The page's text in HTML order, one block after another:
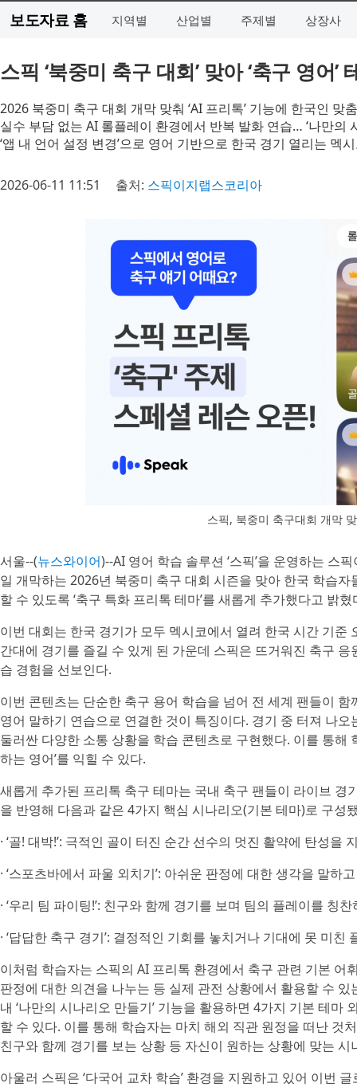
보도자료 홈 지역별 산업별 주제별 상장사
스픽 ‘북중미 축구 대회’ 맞아 ‘축구 영어’
2026 북중미 축구 대회 개막 맞춰 ‘AI 프리톡’ 기능에 한국인 맞
실수 부담 없는 AI 롤플레이 환경에서 반복 발화 연습… ‘나만의
‘앱 내 언어 설정 변경’으로 영어 기반으로 한국 경기 열리는 멕
2026-06-11 11:51 출처: 스픽이지랩스코리아
스픽, 북중미 축구대회 개막
서울--(뉴스와이어)--AI 영어 학습 솔루션 ‘스픽’을 운영하는 스
일 개막하는 2026년 북중미 축구 대회 시즌을 맞아 한국 학습
할 수 있도록 ‘축구 특화 프리톡 테마’를 새롭게 추가했다고 밝혔
이번 대회는 한국 경기가 모두 멕시코에서 열려 한국 시간 기
간대에 경기를 즐길 수 있게 된 가운데 스픽은 뜨거워진 축구
습 경험을 선보인다.
이번 콘텐츠는 단순한 축구 용어 학습을 넘어 전 세계 팬들이
영어 말하기 연습으로 연결한 것이 특징이다. 경기 중 터져 나
둘러싼 다양한 소통 상황을 학습 콘텐츠로 구현했다. 이를 통해
하는 영어’를 익힐 수 있다.
새롭게 추가된 프리톡 축구 테마는 국내 축구 팬들이 라이브
을 반영해 다음과 같은 4가지 핵심 시나리오(기본 테마)로 구성
· ‘골! 대박!’: 극적인 골이 터진 순간 선수의 멋진 활약에 탄성을
· ‘스포츠바에서 파울 외치기’: 아쉬운 판정에 대한 생각을 말하
· ‘우리 팀 파이팅!’: 친구와 함께 경기를 보며 팀의 플레이를 칭
· ‘답답한 축구 경기’: 결정적인 기회를 놓치거나 기대에 못 미
이처럼 학습자는 스픽의 AI 프리톡 환경에서 축구 관련 기본
판정에 대한 의견을 나누는 등 실제 관전 상황에서 활용할 수
내 ‘나만의 시나리오 만들기’ 기능을 활용하면 4가지 기본 테
할 수 있다. 이를 통해 학습자는 마치 해외 직관 원정을 떠난 것
친구와 함께 경기를 보는 상황 등 자신이 원하는 상황에 맞는
아울러 스픽은 ‘다국어 교차 학습’ 환경을 지원하고 있어 이번